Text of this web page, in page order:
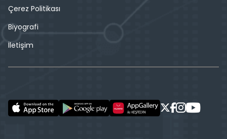
Çerez Politikası
Biyografi
İletişim